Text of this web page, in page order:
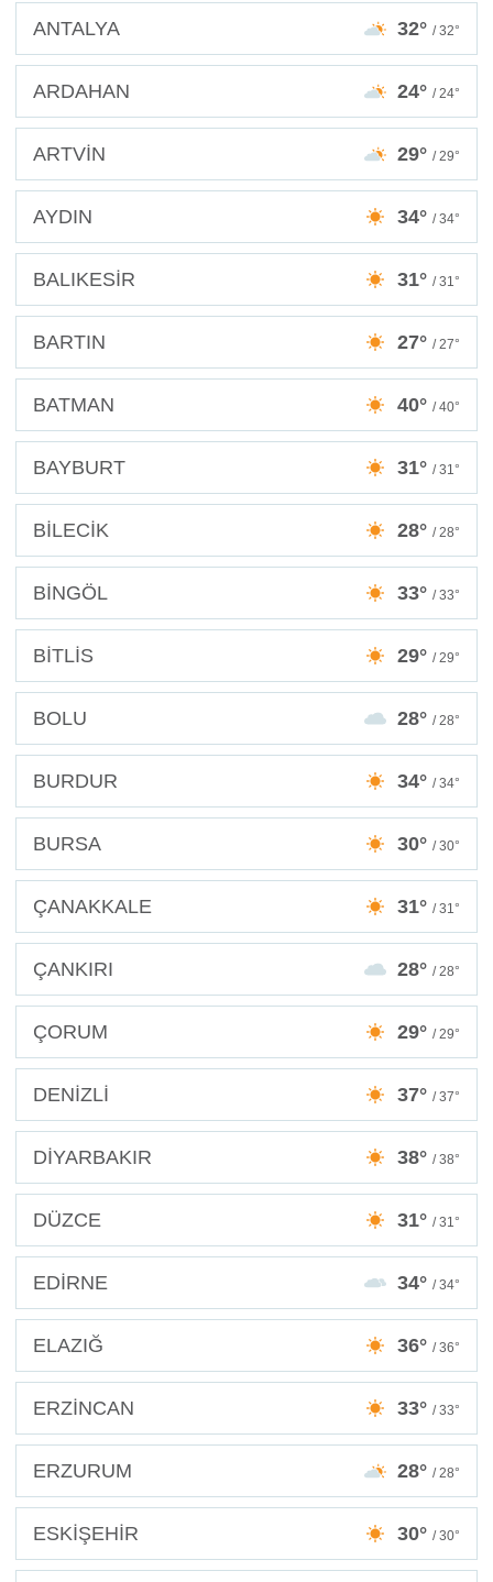
ANTALYA 32° / 32°
ARDAHAN 24° / 24°
ARTVİN 29° / 29°
AYDIN 34° / 34°
BALIKESİR 31° / 31°
BARTIN 27° / 27°
BATMAN 40° / 40°
BAYBURT 31° / 31°
BİLECİK 28° / 28°
BİNGÖL 33° / 33°
BİTLİS 29° / 29°
BOLU 28° / 28°
BURDUR 34° / 34°
BURSA 30° / 30°
ÇANAKKALE 31° / 31°
ÇANKIRI 28° / 28°
ÇORUM 29° / 29°
DENİZLİ 37° / 37°
DİYARBAKIR 38° / 38°
DÜZCE 31° / 31°
EDİRNE 34° / 34°
ELAZIĞ 36° / 36°
ERZİNCAN 33° / 33°
ERZURUM 28° / 28°
ESKİŞEHİR 30° / 30°